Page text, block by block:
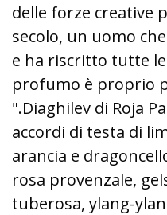
delle forze creative
secolo, un uomo
e ha riscritto tutte
profumo è proprio
".Diaghilev di Roja
accordi di testa di
arancia e
rosa provenzale,
tuberosa, ylang-